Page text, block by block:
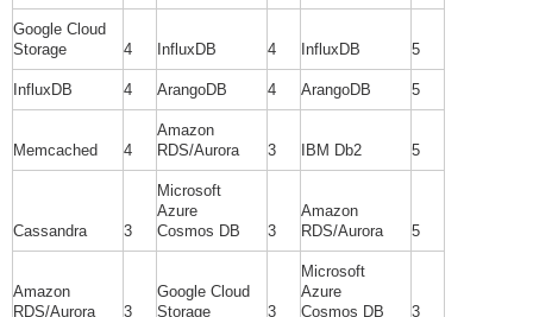
Google Cloud
Storage
4 InfluxDB 4 InfluxDB 5
InfluxDB 4 ArangoDB 4 ArangoDB 5
Memcached 4
Amazon
RDS/Aurora
3 IBM Db2 5
Cassandra 3
Microsoft
Azure
Cosmos DB
3
Amazon
RDS/Aurora
5
Amazon
RDS/Aurora
3
Google Cloud
Storage
3
Microsoft
Azure
Cosmos DB
3